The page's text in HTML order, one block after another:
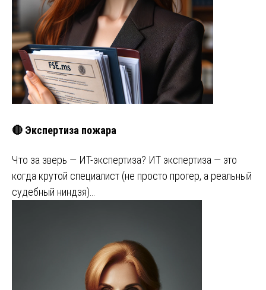
🔴 Экспертиза пожара
Что за зверь — ИТ-экспертиза? ИТ экспертиза — это
когда крутой специалист (не просто прогер, а реальный
судебный ниндзя)…